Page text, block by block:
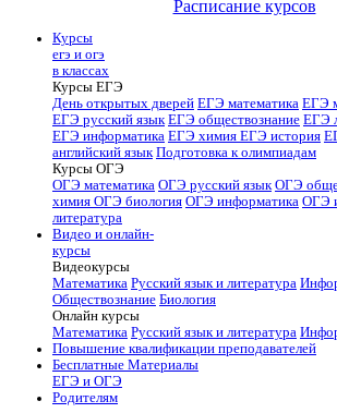
Расписание курсов
Курсы
егэ и огэ
в классах
Курсы ЕГЭ
День открытых дверей ЕГЭ математика ЕГЭ
ЕГЭ русский язык ЕГЭ обществознание ЕГЭ
ЕГЭ информатика ЕГЭ химия ЕГЭ история
английский язык Подготовка к олимпиадам
Курсы ОГЭ
ОГЭ математика ОГЭ русский язык ОГЭ
химия ОГЭ биология ОГЭ информатика ОГЭ
литература
Видео и онлайн-
курсы
Видеокурсы
Математика Русский язык и литература
Обществознание Биология
Онлайн курсы
Математика Русский язык и литература
Повышение квалификации преподавателей
Бесплатные Материалы
ЕГЭ и ОГЭ
Родителям